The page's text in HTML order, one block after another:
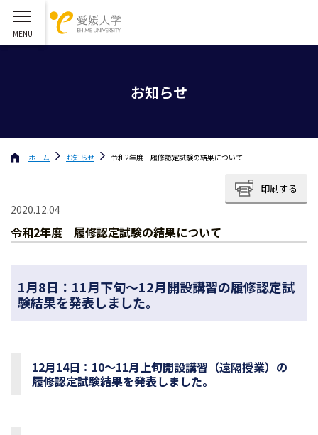
お知らせ
ホーム お知らせ 令和2年度 履修認定試験の結果について
印刷する
2020.12.04
令和2年度 履修認定試験の結果について
1月8日：11月下旬～12月開設講習の履修認定試
験結果を発表しました。
12月14日：10～11月上旬開設講習（遠隔授業）の
履修認定試験結果を発表しました。